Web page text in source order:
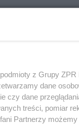
z Grupy
dane
czy dane
treści, pomiar
Partnerzy